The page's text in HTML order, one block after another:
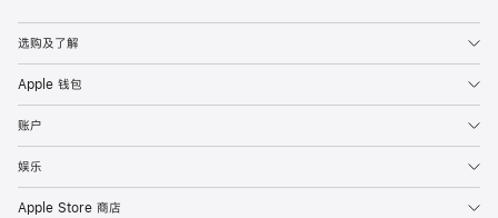
选购及了解
Apple 钱包
账户
娱乐
Apple Store 商店